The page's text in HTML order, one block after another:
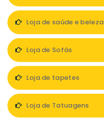
Loja de saúde e beleza
Loja de Sofás
Loja de tapetes
Loja de Tatuagens